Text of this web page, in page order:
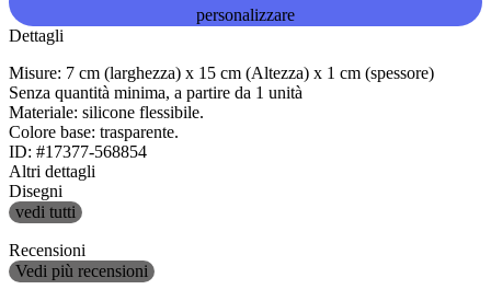
personalizzare
Dettagli
Misure: 7 cm (larghezza) x 15 cm (Altezza) x 1 cm (spessore)
Senza quantità minima, a partire da 1 unità
Materiale: silicone flessibile.
Colore base: trasparente.
ID: #17377-568854
Altri dettagli
Disegni
vedi tutti
Recensioni
Vedi più recensioni